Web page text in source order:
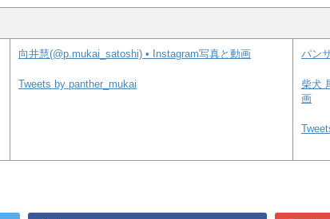
向井慧(@p.mukai_satoshi) • Instagram写真と動画
Tweets by panther_mukai
パン
柴犬
画